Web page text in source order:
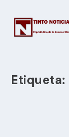
Etiqueta: